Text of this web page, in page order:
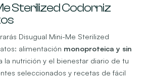
Sterilized Codorniz
Disugual Mini-Me Sterilized
alimentación monoproteica y sin
la nutrición y el bienestar diario de tu
seleccionados y recetas de fácil